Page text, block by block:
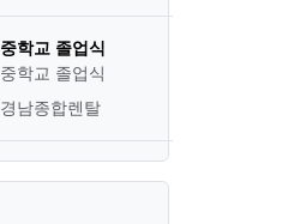
중학교 졸업식
중학교 졸업식
경남종합렌탈